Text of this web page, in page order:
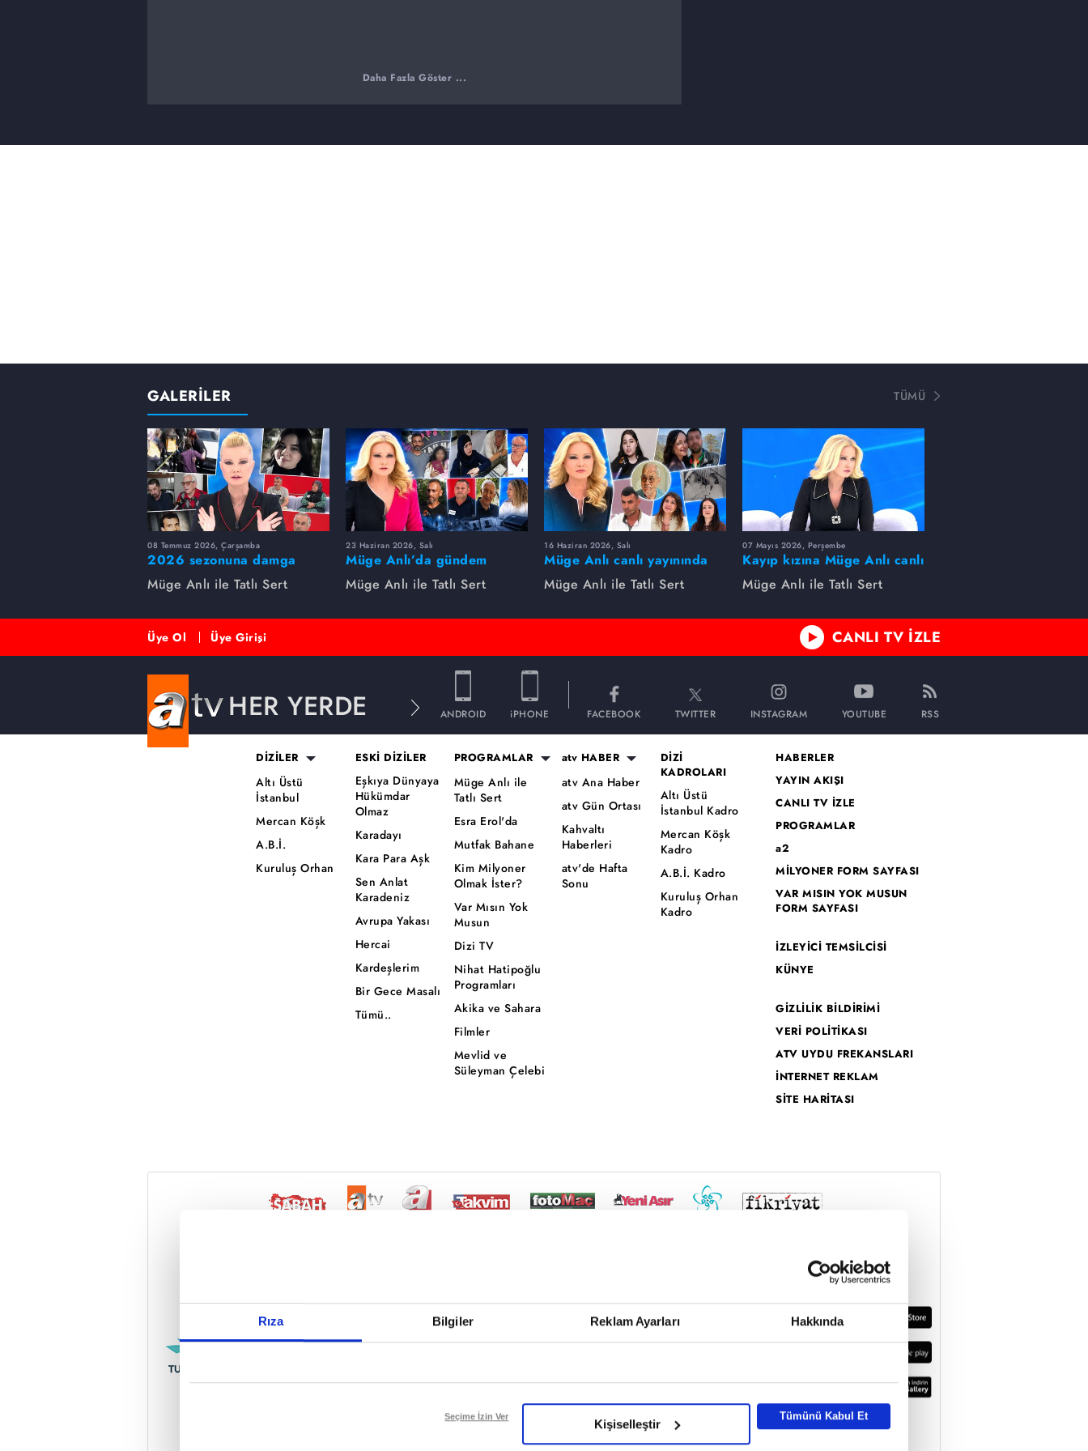
Rıza Bilgiler Reklam Ayarları Hakkında
Reddet
Seçime İzin Ver
Kişiselleştir
Tümünü Kabul Et
Daha Fazla Göster ...
GALERİLER TÜMÜ
08 Temmuz 2026, Çarşamba
2026 sezonuna damga
vuran 5 Müge Anlı
dosyası...
Müge Anlı ile Tatlı Sert
23 Haziran 2026, Salı
Müge Anlı’da gündem
sarsıldı! Kayıp dosyaları ve
aile ihanetleri herkesi şoke
Müge Anlı ile Tatlı Sert
16 Haziran 2026, Salı
Müge Anlı canlı yayınında
dikkat çeken gelişmeler
yaşandı. Kayıp,
Müge Anlı ile Tatlı Sert
07 Mayıs 2026, Perşembe
Kayıp kızına Müge Anlı canlı
yayında kavuştu
Müge Anlı ile Tatlı Sert
Üye Ol Üye Girişi CANLI TV İZLE
HER YERDE ANDROID iPHONE FACEBOOK TWITTER INSTAGRAM YOUTUBE RSS
DİZİLER
Altı Üstü
İstanbul
Mercan Köşk
A.B.İ.
Kuruluş Orhan
ESKİ DİZİLER
Eşkıya Dünyaya
Hükümdar
Olmaz
Karadayı
Kara Para Aşk
Sen Anlat
Karadeniz
Avrupa Yakası
Hercai
Kardeşlerim
Bir Gece Masalı
Tümü..
PROGRAMLAR
Müge Anlı ile
Tatlı Sert
Esra Erol'da
Mutfak Bahane
Kim Milyoner
Olmak İster?
Var Mısın Yok
Musun
Dizi TV
Nihat Hatipoğlu
Programları
Akika ve Sahara
Filmler
Mevlid ve
Süleyman Çelebi
atv HABER
atv Ana Haber
atv Gün Ortası
Kahvaltı
Haberleri
atv'de Hafta
Sonu
DİZİ
KADROLARI
Altı Üstü
İstanbul Kadro
Mercan Köşk
Kadro
A.B.İ. Kadro
Kuruluş Orhan
Kadro
HABERLER
YAYIN AKIŞI
CANLI TV İZLE
PROGRAMLAR
a2
MİLYONER FORM SAYFASI
VAR MISIN YOK MUSUN
FORM SAYFASI
İZLEYİCİ TEMSİLCİSİ
KÜNYE
GİZLİLİK BİLDİRİMİ
VERİ POLİTİKASI
ATV UYDU FREKANSLARI
İNTERNET REKLAM
SİTE HARİTASI